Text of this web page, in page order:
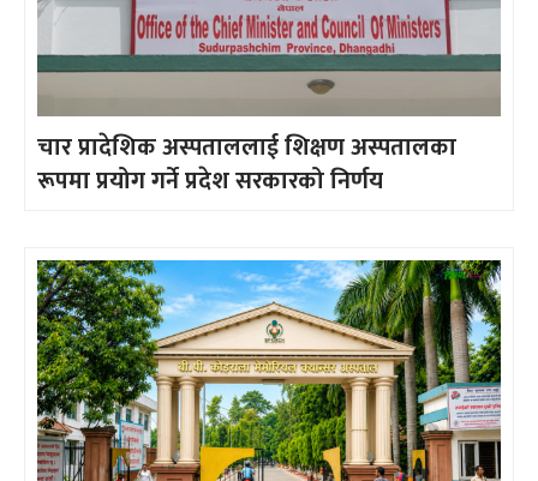
चार प्रादेशिक अस्पताललाई शिक्षण अस्पतालका
रूपमा प्रयोग गर्ने प्रदेश सरकारको निर्णय